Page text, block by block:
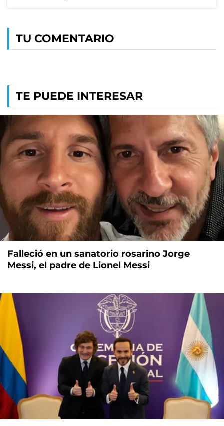
TU COMENTARIO
TE PUEDE INTERESAR
Falleció en un sanatorio rosarino Jorge
Messi, el padre de Lionel Messi